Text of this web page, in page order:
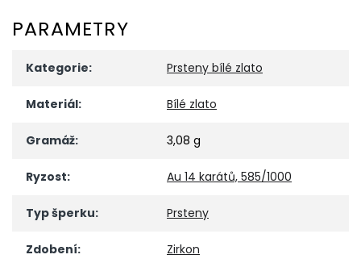
PARAMETRY
Kategorie: Prsteny bílé zlato
Materiál: Bílé zlato
Gramáž: 3,08 g
Ryzost: Au 14 karátů, 585/1000
Typ šperku: Prsteny
Zdobení: Zirkon